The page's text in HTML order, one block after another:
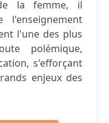
la femme, il
l'une des plus
polémique,
s'efforçant
enjeux des